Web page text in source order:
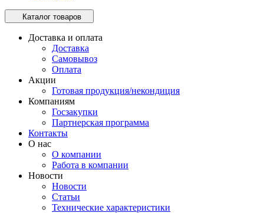
Каталог товаров
Доставка и оплата
Доставка
Самовывоз
Оплата
Акции
Готовая продукция/некондиция
Компаниям
Госзакупки
Партнерская программа
Контакты
О нас
О компании
Работа в компании
Новости
Новости
Статьи
Технические характеристики